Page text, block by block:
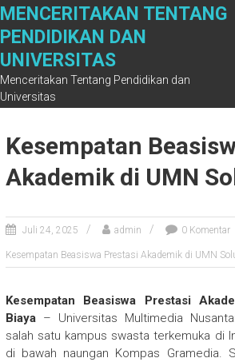
Skip
content
MENCERITAKAN TENTANG
PENDIDIKAN DAN
UNIVERSITAS
Menceritakan Tentang Pendidikan dan
Universitas
Kesempatan
Akademik di UMN
Juli 24, 2025 admin 0 Komentar
Kesempatan Beasiswa Prestasi Akademik di UMN
Kesempatan Beasiswa Prestasi
Biaya– Universitas Multimedia
salah satu kampus swasta terkemuka di
di bawah naungan Kompas Gramedia.